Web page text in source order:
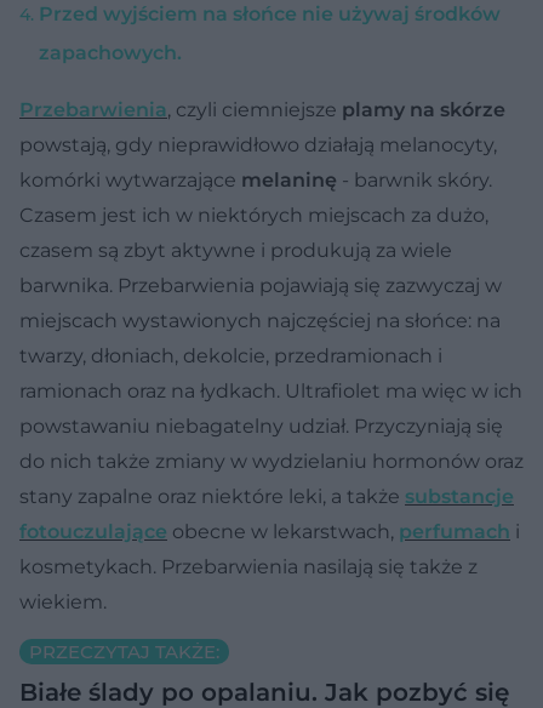
Przed wyjściem na słońce nie używaj środków
zapachowych.
Przebarwienia, czyli ciemniejsze plamy na skórze
powstają, gdy nieprawidłowo działają melanocyty,
komórki wytwarzające melaninę - barwnik skóry.
Czasem jest ich w niektórych miejscach za dużo,
czasem są zbyt aktywne i produkują za wiele
barwnika. Przebarwienia pojawiają się zazwyczaj w
miejscach wystawionych najczęściej na słońce: na
twarzy, dłoniach, dekolcie, przedramionach i
ramionach oraz na łydkach. Ultrafiolet ma więc w ich
powstawaniu niebagatelny udział. Przyczyniają się
do nich także zmiany w wydzielaniu hormonów oraz
stany zapalne oraz niektóre leki, a także substancje
fotouczulające obecne w lekarstwach, perfumach i
kosmetykach. Przebarwienia nasilają się także z
wiekiem.
PRZECZYTAJ TAKŻE:
Białe ślady po opalaniu. Jak pozbyć się